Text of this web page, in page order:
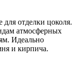
отделки цоколя.
атмосферных
Идеально
и кирпича.